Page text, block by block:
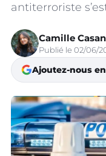
antiterroriste
Camille
Publié le 02/06/
Ajoutez-nous